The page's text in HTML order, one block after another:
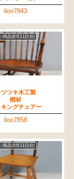
iloo7843
商品(8月11日分)
ツツキ木工製
楢材
キングチェアー
iloo7858
商品(8月11日分)